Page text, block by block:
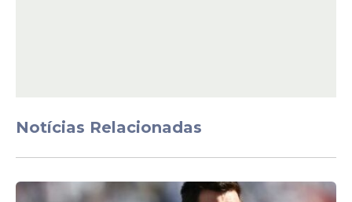
Sousa. Durante seu mandato, ele afirmou
que Portugal deveria reconhecer crimes
cometidos no período colonial e discutir
formas de reparação.
Notícias Relacionadas